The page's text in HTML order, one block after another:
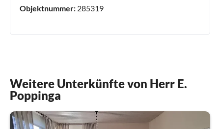
Objektnummer: 285319
Weitere Unterkünfte von Herr E.
Poppinga